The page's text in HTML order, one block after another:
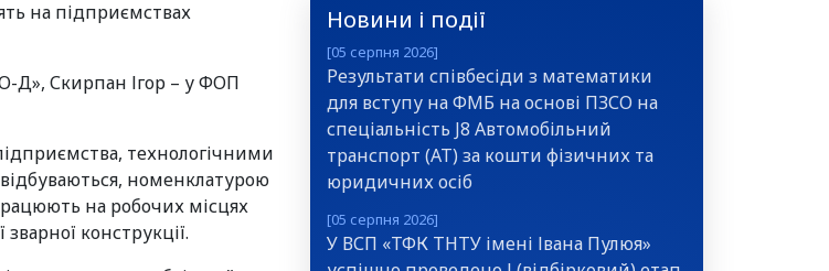
на підприємствах
Д», Скирпан Ігор – у ФОП
технологічними
номенклатурою
на робочих місцях
конструкції.
Новини і події
[05 серпня 2026]
Результати співбесіди з математики
для вступу на ФМБ на основі ПЗСО на
спеціальність J8 Автомобільний
транспорт (АТ) за кошти фізичних та
юридичних осіб
[05 серпня 2026]
У ВСП «ТФК ТНТУ імені Івана Пулюя»